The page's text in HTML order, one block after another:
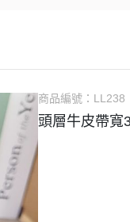
┕ 翻頁卡位
┕ 風琴卡位
商品編號： LL238
頭層牛皮帶寬